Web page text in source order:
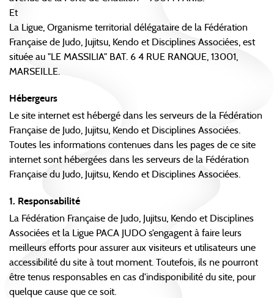
Et
La Ligue, Organisme territorial délégataire de la Fédération
Française de Judo, Jujitsu, Kendo et Disciplines Associées, est
située au "LE MASSILIA" BAT. 6 4 RUE RANQUE, 13001,
MARSEILLE.
Hébergeurs
Le site internet est hébergé dans les serveurs de la Fédération
Française de Judo, Jujitsu, Kendo et Disciplines Associées.
Toutes les informations contenues dans les pages de ce site
internet sont hébergées dans les serveurs de la Fédération
Française du Judo, Jujitsu, Kendo et Disciplines Associées.
1. Responsabilité
La Fédération Française de Judo, Jujitsu, Kendo et Disciplines
Associées et la Ligue PACA JUDO s’engagent à faire leurs
meilleurs efforts pour assurer aux visiteurs et utilisateurs une
accessibilité du site à tout moment. Toutefois, ils ne pourront
être tenus responsables en cas d’indisponibilité du site, pour
quelque cause que ce soit.